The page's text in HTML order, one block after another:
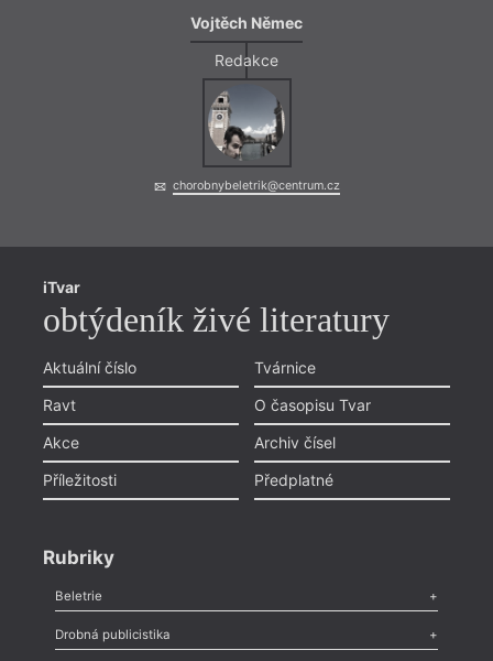
Vojtěch Němec
Redakce
chorobnybeletrik@centrum.cz
iTvar
obtýdeník živé literatury
Aktuální číslo
Ravt
Akce
Příležitosti
Tvárnice
O časopisu Tvar
Archiv čísel
Předplatné
Rubriky
Beletrie
Poezie,Próza,Dokumenty
Drobná publicistika